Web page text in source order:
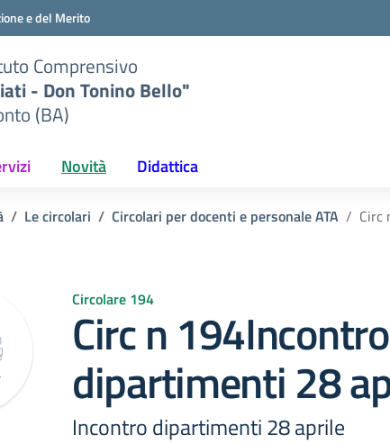
e del Merito
Comprensivo
- Don Tonino Bello"
(BA)
Novità Didattica
Le circolari Circolari per docenti e personale ATA Circ
Circolare 194
Circ n 194Incontro
dipartimenti 28
Incontro dipartimenti 28 aprile